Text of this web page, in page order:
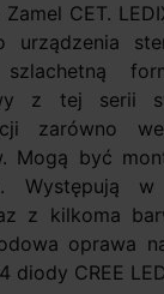
CET.
urządzenia
z tej serii
zarówno
Mogą być
Występują w
z kilkoma
oprawa
diody CREE